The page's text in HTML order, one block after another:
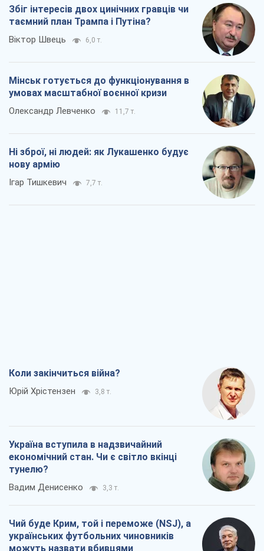
Збіг інтересів двох цинічних гравців чи
таємний план Трампа і Путіна?
Віктор Швець 6,0 т.
Мінськ готується до функціонування в
умовах масштабної воєнної кризи
Олександр Левченко 11,7 т.
Ні зброї, ні людей: як Лукашенко будує
нову армію
Ігар Тишкевич 7,7 т.
Коли закінчиться війна?
Юрій Хрістензен 3,8 т.
Україна вступила в надзвичайний
економічний стан. Чи є світло вкінці
тунелю?
Вадим Денисенко 3,3 т.
Чий буде Крим, той і переможе (NSJ), а
українських футбольних чиновників
можуть назвати вбивцями